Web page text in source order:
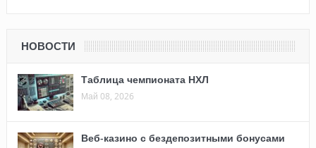
НОВОСТИ
Таблица чемпионата НХЛ
Май 08, 2026
Веб-казино с бездепозитными бонусами